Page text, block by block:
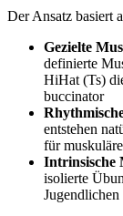
Der Ansatz basiert
Gezielte
definierte
HiHat (Ts)
buccinator
entstehen
für
Intrinsische
isolierte
Jugendlichen